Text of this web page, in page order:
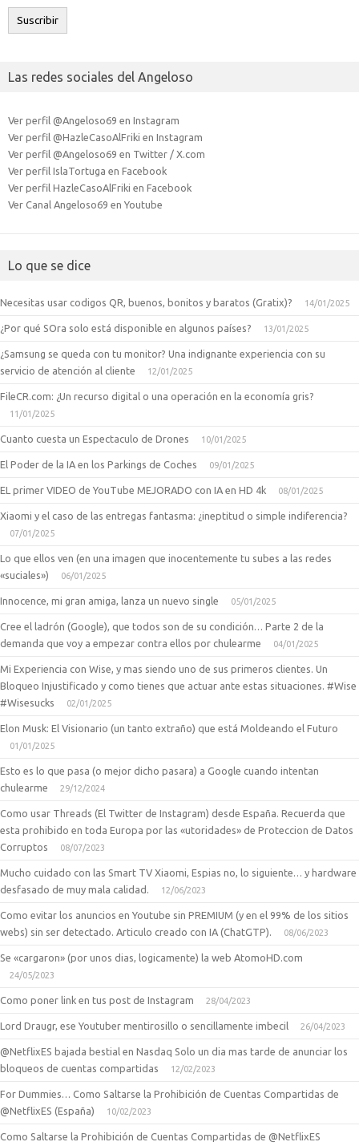
electrónico
Suscribir
Las redes sociales del Angeloso
Ver perfil @Angeloso69 en Instagram
Ver perfil @HazleCasoAlFriki en Instagram
Ver perfil @Angeloso69 en Twitter / X.com
Ver perfil IslaTortuga en Facebook
Ver perfil HazleCasoAlFriki en Facebook
Ver Canal Angeloso69 en Youtube
Lo que se dice
Necesitas usar codigos QR, buenos, bonitos y baratos (Gratix)? 14/01/2025
¿Por qué SOra solo está disponible en algunos países? 13/01/2025
¿Samsung se queda con tu monitor? Una indignante experiencia con su
servicio de atención al cliente
12/01/2025
FileCR.com: ¿Un recurso digital o una operación en la economía gris?
11/01/2025
Cuanto cuesta un Espectaculo de Drones 10/01/2025
El Poder de la IA en los Parkings de Coches 09/01/2025
EL primer VIDEO de YouTube MEJORADO con IA en HD 4k 08/01/2025
Xiaomi y el caso de las entregas fantasma: ¿ineptitud o simple indiferencia?
07/01/2025
Lo que ellos ven (en una imagen que inocentemente tu subes a las redes
«suciales»)
06/01/2025
Innocence, mi gran amiga, lanza un nuevo single 05/01/2025
Cree el ladrón (Google), que todos son de su condición… Parte 2 de la
demanda que voy a empezar contra ellos por chulearme
04/01/2025
Mi Experiencia con Wise, y mas siendo uno de sus primeros clientes. Un
Bloqueo Injustificado y como tienes que actuar ante estas situaciones. #Wise
#Wisesucks
02/01/2025
Elon Musk: El Visionario (un tanto extraño) que está Moldeando el Futuro
01/01/2025
Esto es lo que pasa (o mejor dicho pasara) a Google cuando intentan
chulearme
29/12/2024
Como usar Threads (El Twitter de Instagram) desde España. Recuerda que
esta prohibido en toda Europa por las «utoridades» de Proteccion de Datos
Corruptos
08/07/2023
Mucho cuidado con las Smart TV Xiaomi, Espias no, lo siguiente… y hardware
desfasado de muy mala calidad.
12/06/2023
Como evitar los anuncios en Youtube sin PREMIUM (y en el 99% de los sitios
webs) sin ser detectado. Articulo creado con IA (ChatGTP).
08/06/2023
Se «cargaron» (por unos dias, logicamente) la web AtomoHD.com
24/05/2023
Como poner link en tus post de Instagram 28/04/2023
Lord Draugr, ese Youtuber mentirosillo o sencillamente imbecil 26/04/2023
@NetflixES bajada bestial en Nasdaq Solo un dia mas tarde de anunciar los
bloqueos de cuentas compartidas
12/02/2023
For Dummies… Como Saltarse la Prohibición de Cuentas Compartidas de
@NetflixES (España)
10/02/2023
Como Saltarse la Prohibición de Cuentas Compartidas de @NetflixES